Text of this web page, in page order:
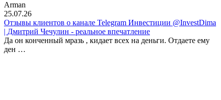
Arman
25.07.26
Отзывы клиентов о канале Telegram Инвестиции @InvestDima
| Дмитрий Чечулин - реальное впечатление
Да он конченный мразь , кидает всех на деньги. Отдаете ему
ден …